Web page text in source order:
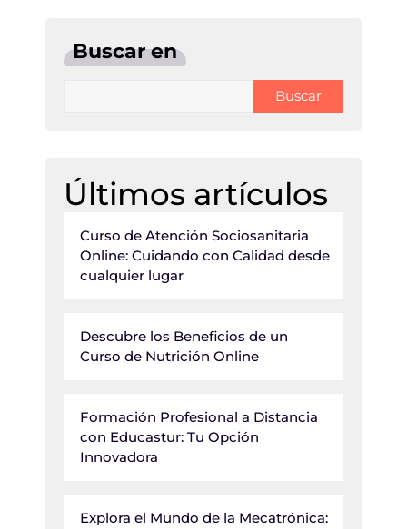
Buscar en
Buscar
Últimos artículos
Curso de Atención Sociosanitaria
Online: Cuidando con Calidad desde
cualquier lugar
Descubre los Beneficios de un
Curso de Nutrición Online
Formación Profesional a Distancia
con Educastur: Tu Opción
Innovadora
Explora el Mundo de la Mecatrónica: